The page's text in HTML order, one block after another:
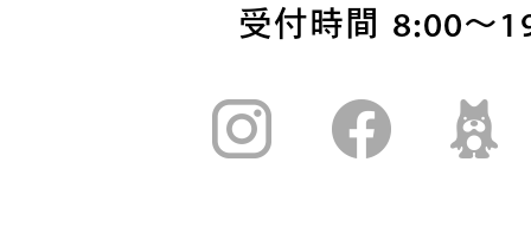
受付時間 8:00〜